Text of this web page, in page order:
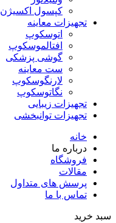
کپسول اکسیژن
تجهیزات معاینه
اتوسکوپ
افتالموسکوپ
گوشی پزشکی
ست معاینه
لارنگوسکوپ
نگاتوسکوپ
تجهیزات زیبایی
تجهیزات توانبخشی
خانه
درباره ما
فروشگاه
مقالات
پرسش های متداول
تماس با ما
سبد خرید